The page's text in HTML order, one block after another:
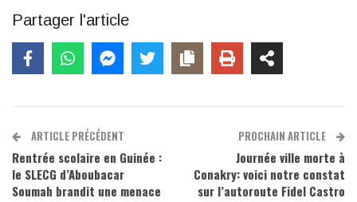
Partager l'article
ARTICLE PRÉCÉDENT
Rentrée scolaire en Guinée :
le SLECG d’Aboubacar
Soumah brandit une menace
PROCHAIN ARTICLE
Journée ville morte à
Conakry: voici notre constat
sur l’autoroute Fidel Castro